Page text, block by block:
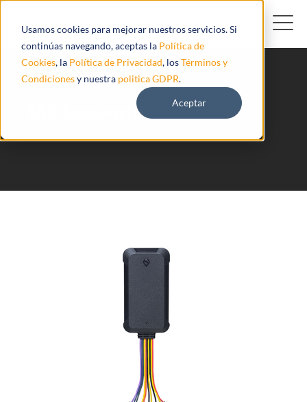
Usamos cookies para mejorar nuestros servicios. Si
continúas navegando, aceptas la Política de
Cookies, la Política de Privacidad, losTérminos y
Condicionesy nuestra politica GDPR.
Aceptar
S5E Seeworld